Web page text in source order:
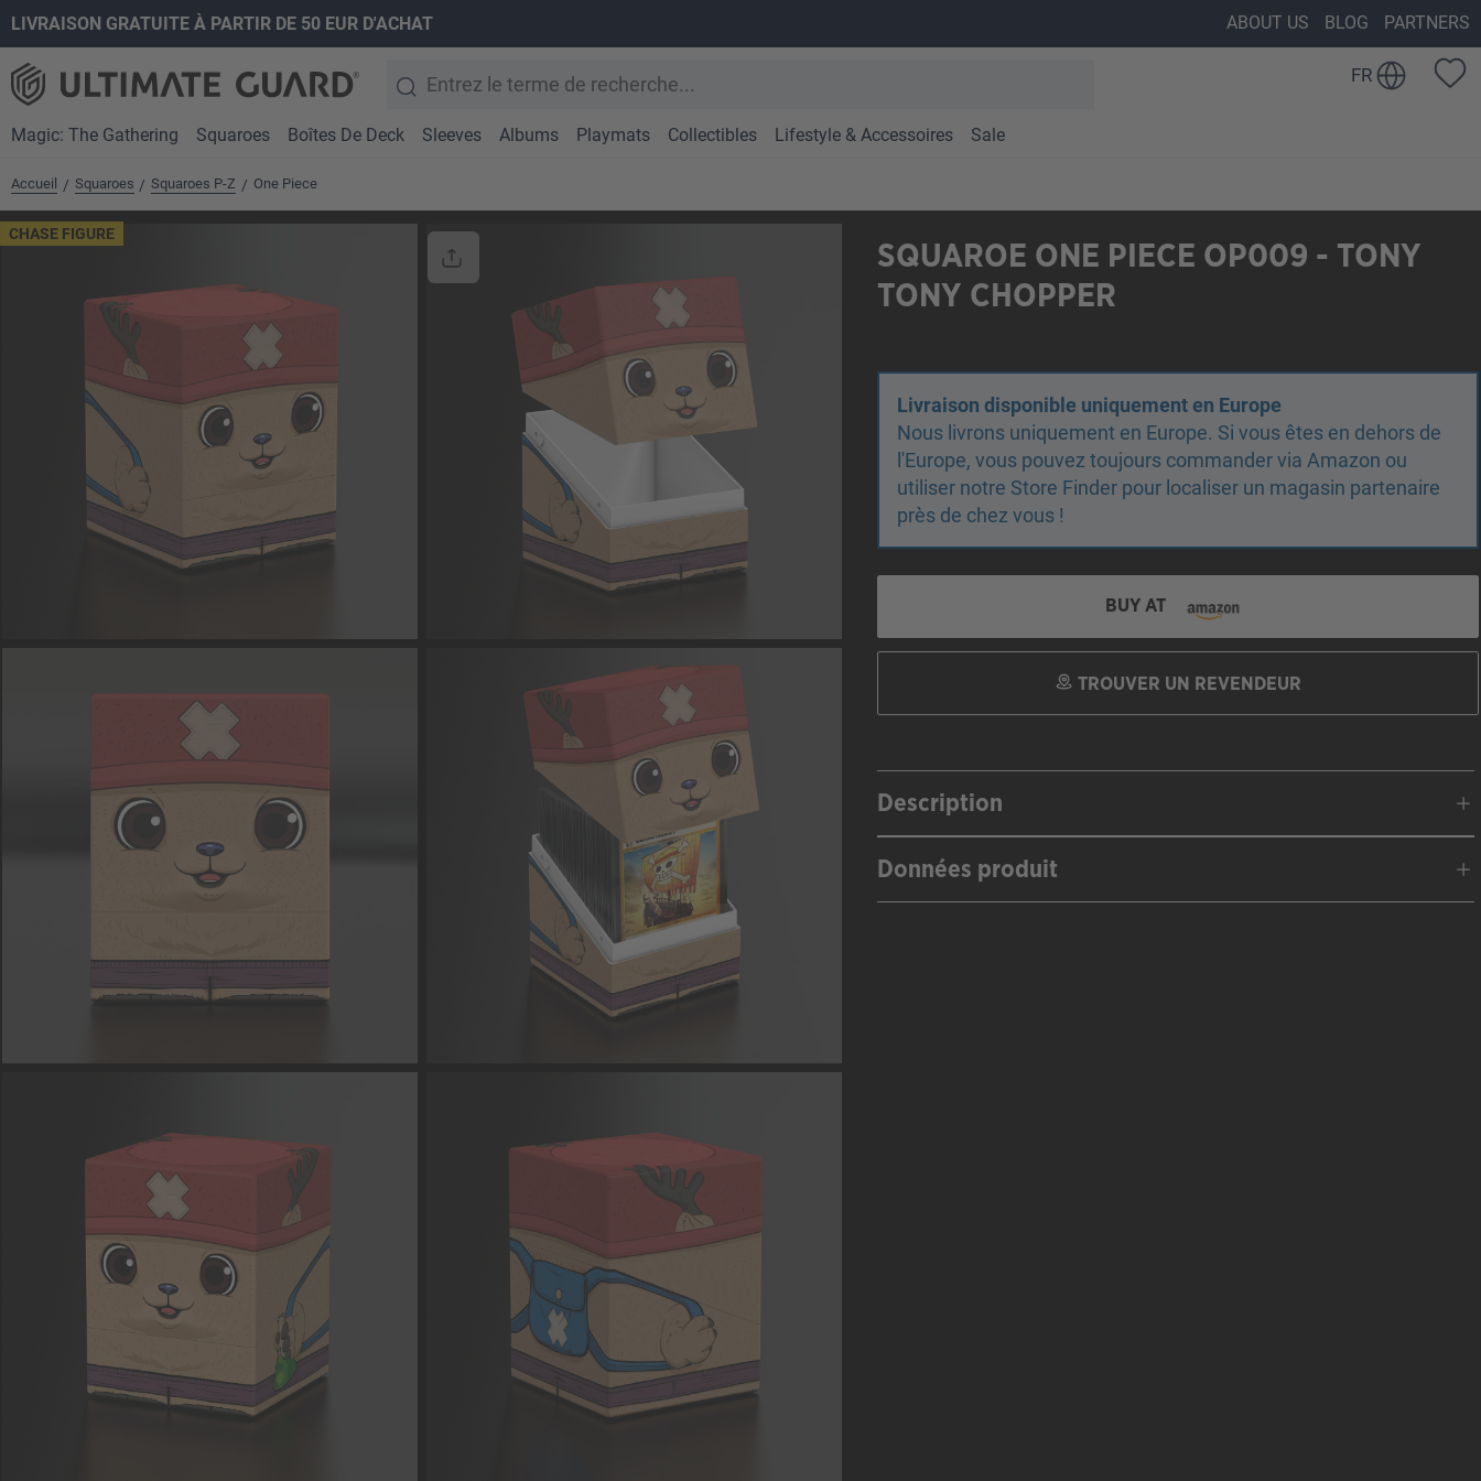
Passer à la navigation principale
LIVRAISON GRATUITE À PARTIR DE 50 EUR D'ACHAT ABOUT US BLOG PARTNERS
FR
Magic: The Gathering Squaroes Boîtes De Deck Sleeves Albums Playmats Collectibles Lifestyle & Accessoires Sale
Accueil / Squaroes / Squaroes P-Z / One Piece
CHASE FIGURE
SQUAROE ONE PIECE OP009 - TONY
TONY CHOPPER
Livraison disponible uniquement en Europe
Nous livrons uniquement en Europe. Si vous êtes en dehors de
l'Europe, vous pouvez toujours commander via Amazon ou
utiliser notre Store Finder pour localiser un magasin partenaire
près de chez vous !
BUY AT
TROUVER UN REVENDEUR
Description
Données produit